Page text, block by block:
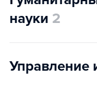
науки 2
Управление